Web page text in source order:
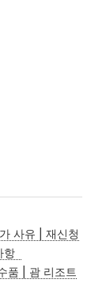
사유 | 재신청
항
품 | 괌 리조트